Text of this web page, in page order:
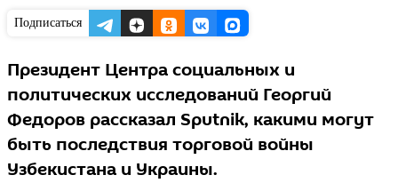
Подписаться
Президент Центра социальных и
политических исследований Георгий
Федоров рассказал Sputnik, какими могут
быть последствия торговой войны
Узбекистана и Украины.